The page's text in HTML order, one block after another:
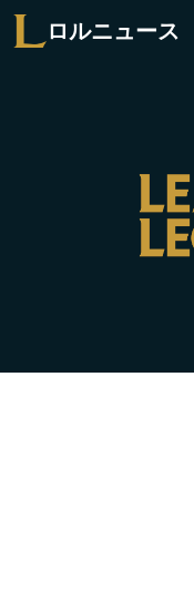
ロルニュース